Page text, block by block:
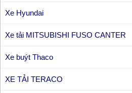
Xe Hyundai
Xe tải MITSUBISHI FUSO CANTER
Xe buýt Thaco
XE TẢI TERACO